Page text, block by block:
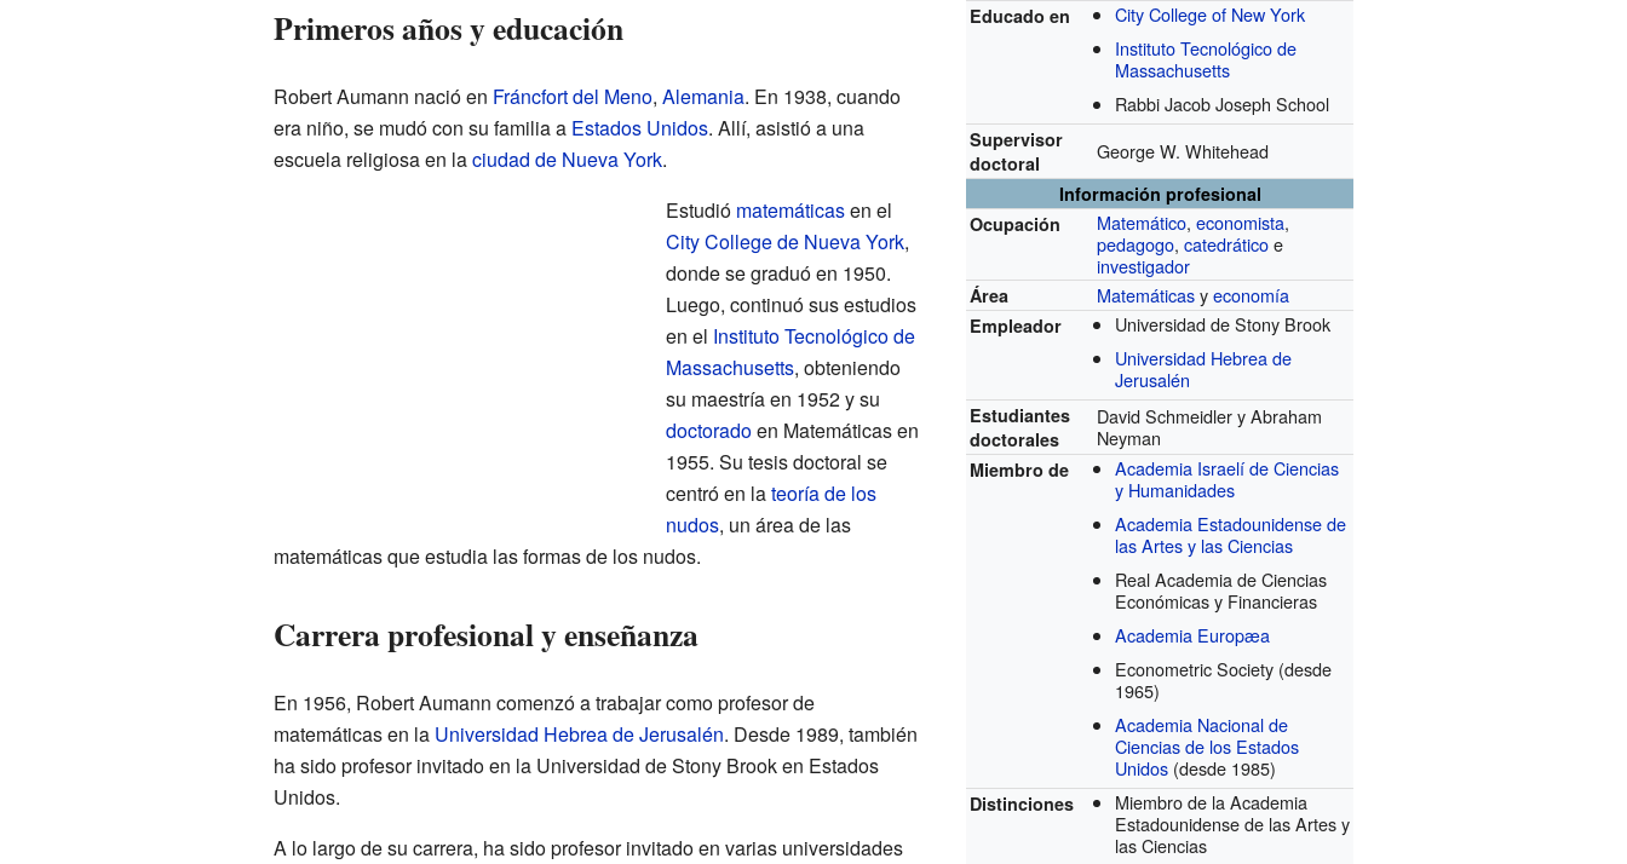
Educado en
City College of New York
Instituto Tecnológico de
Massachusetts
Rabbi Jacob Joseph School
Supervisor
doctoral
George W. Whitehead
Información profesional
Ocupación
Matemático,economista,
pedagogo,catedráticoe
investigador
Área Matemáticasyeconomía
Empleador
Universidad de Stony Brook
Universidad Hebrea de
Jerusalén
Estudiantes
doctorales
David Schmeidler y Abraham
Neyman
Miembro de
Academia Israelí de Ciencias
y Humanidades
Academia Estadounidense de
las Artes y las Ciencias
Real Academia de Ciencias
Económicas y Financieras
Academia Europæa
Econometric Society (desde
1965)
Academia Nacional de
Ciencias de los Estados
Unidos (desde 1985)
Distinciones
Miembro de la Academia
Estadounidense de las Artes y
las Ciencias
Primeros años y educación
Robert Aumann nació en Fráncfort del Meno, Alemania. En 1938, cuando
era niño, se mudó con su familia a Estados Unidos. Allí, asistió a una
escuela religiosa en laciudad de Nueva York.
Estudió matemáticasen el
City College de Nueva York,
donde se graduó en 1950.
Luego, continuó sus estudios
en el Instituto Tecnológico de
Massachusetts, obteniendo
su maestría en 1952 y su
doctoradoen Matemáticas en
1955. Su tesis doctoral se
centró en lateoría de los
nudos, un área de las
matemáticas que estudia las formas de los nudos.
Carrera profesional y enseñanza
En 1956, Robert Aumann comenzó a trabajar como profesor de
matemáticas en la Universidad Hebrea de Jerusalén. Desde 1989, también
ha sido profesor invitado en la Universidad de Stony Brook en Estados
Unidos.
A lo largo de su carrera, ha sido profesor invitado en varias universidades